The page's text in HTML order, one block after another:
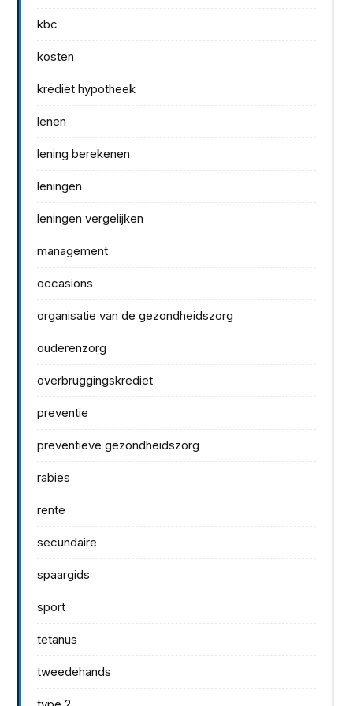
kbc
kosten
krediet hypotheek
lenen
lening berekenen
leningen
leningen vergelijken
management
occasions
organisatie van de gezondheidszorg
ouderenzorg
overbruggingskrediet
preventie
preventieve gezondheidszorg
rabies
rente
secundaire
spaargids
sport
tetanus
tweedehands